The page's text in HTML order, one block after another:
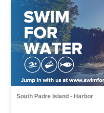
South Padre Island - Harbor